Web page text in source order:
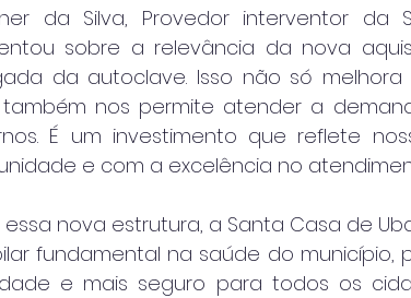
da Silva, Provedor interventor da
sobre a relevância da nova
da autoclave. Isso não só
nos permite atender a
É um investimento que reflete
e com a excelência no
essa nova estrutura, a Santa Casa de
fundamental na saúde do
e mais seguro para todos os